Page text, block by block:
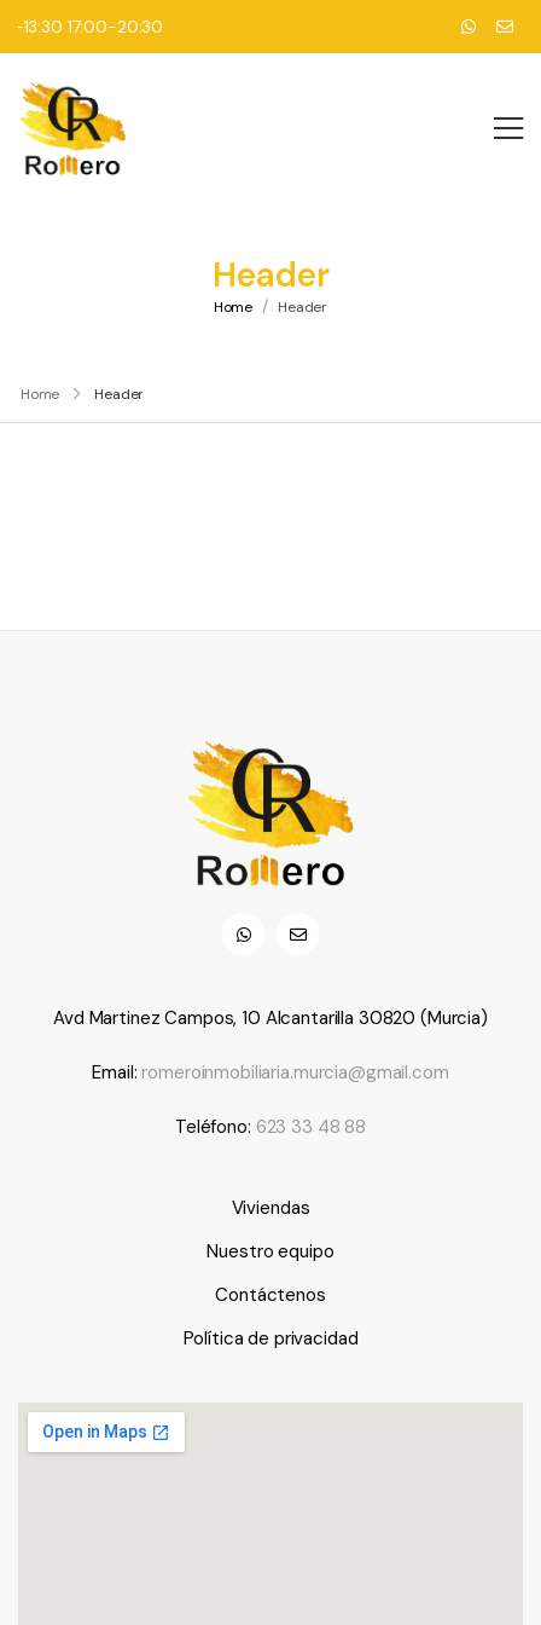
13:30 17:00-20:30
Header
Home / Header
Home Header
Avd Martinez Campos, 10 Alcantarilla 30820 (Murcia)
Email: romeroinmobiliaria.murcia@gmail.com
Teléfono: 623 33 48 88
Viviendas
Nuestro equipo
Contáctenos
Política de privacidad